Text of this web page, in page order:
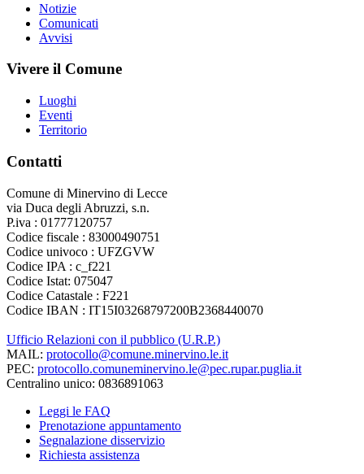
Notizie
Comunicati
Avvisi
Vivere il Comune
Luoghi
Eventi
Territorio
Contatti
Comune di Minervino di Lecce
via Duca degli Abruzzi, s.n.
P.iva : 01777120757
Codice fiscale : 83000490751
Codice univoco : UFZGVW
Codice IPA : c_f221
Codice Istat: 075047
Codice Catastale : F221
Codice IBAN : IT15I03268797200B2368440070
Ufficio Relazioni con il pubblico (U.R.P.)
MAIL: protocollo@comune.minervino.le.it
PEC: protocollo.comuneminervino.le@pec.rupar.puglia.it
Centralino unico: 0836891063
Leggi le FAQ
Prenotazione appuntamento
Segnalazione disservizio
Richiesta assistenza